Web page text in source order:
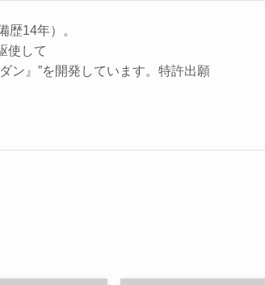
歴14年）。
使して
ン』”を開発しています。特許出願